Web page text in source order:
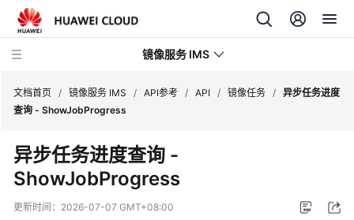
镜像服务 IMS
最
新
动
文档首页 / 镜像服务 IMS / API参考 / API / 镜像任务 / 异步任务进度
查询 - ShowJobProgress
异步任务进度查询 -
ShowJobProgress
更新时间： 2026-07-07 GMT+08:00